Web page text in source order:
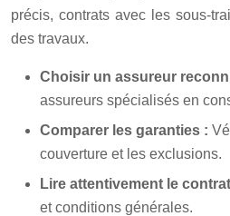
précis, contrats avec les sous-
des travaux.
Choisir un assureur
assureurs spécialisés en
Comparer les garanties :
couverture et les exclusions.
Lire attentivement le
et conditions générales.